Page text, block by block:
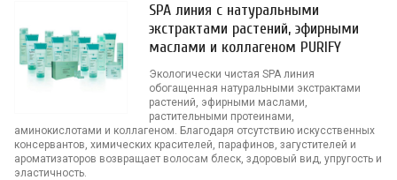
SPA линия с натуральными
экстрактами растений, эфирными
маслами и коллагеном PURIFY
Экологически чистая SPA линия
обогащенная натуральными экстрактами
растений, эфирными маслами,
растительными протеинами,
аминокислотами и коллагеном. Благодаря отсутствию искусственных
консервантов, химических красителей, парафинов, загустителей и
ароматизаторов возвращает волосам блеск, здоровый вид, упругость и
эластичность.